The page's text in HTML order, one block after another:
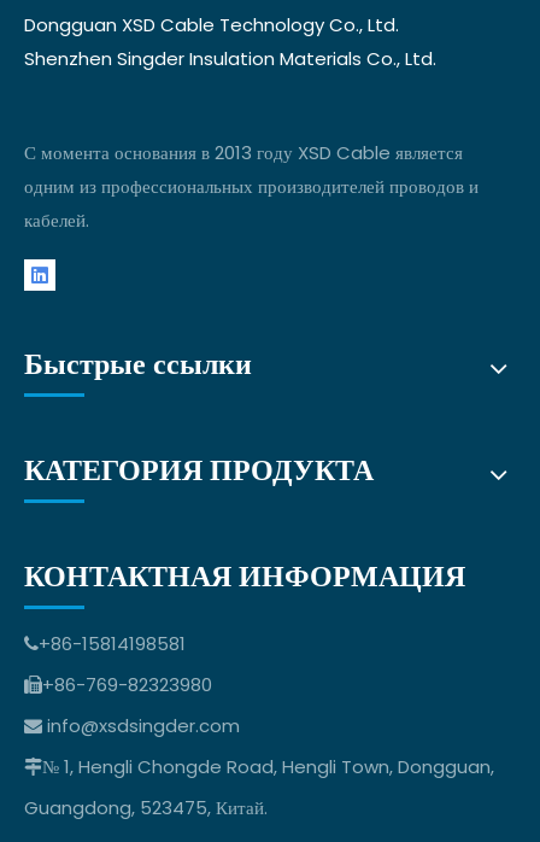
Dongguan XSD Cable Technology Co., Ltd.
Shenzhen Singder Insulation Materials Co., Ltd.
С момента основания в 2013 году XSD Cable является
одним из профессиональных производителей проводов и
кабелей.
Быстрые ссылки
КАТЕГОРИЯ ПРОДУКТА
КОНТАКТНАЯ ИНФОРМАЦИЯ
+86-15814198581
+86-769-82323980
 info@xsdsingder.com
№ 1, Hengli Chongde Road, Hengli Town, Dongguan,
Guangdong, 523475, Китай.